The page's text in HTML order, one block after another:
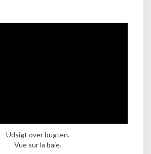
Udsigt over bugten.
Vue sur la baie.